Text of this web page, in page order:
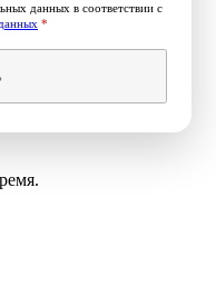
данных в соответствии с
*